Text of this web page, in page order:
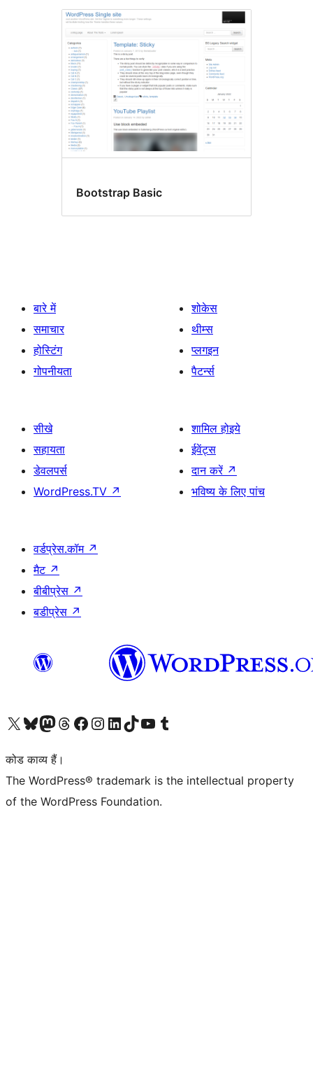
Bootstrap Basic
बारे में
समाचार
होस्टिंग
गोपनीयता
शोकेस
थीम्स
प्लगइन
पैटर्न्स
सीखे
सहायता
डेवलपर्स
WordPress.TV ↗
शामिल होइये
ईवेंट्स
दान करें ↗
भविष्य के लिए पांच
वर्डप्रेस.कॉम ↗
मैट ↗
बीबीप्रेस ↗
बडीप्रेस ↗
Visit our X (formerly Twitter) account
हमारे बलुस्की खाते पर जाएँVisit our Mastodon account
हमारे थ्रेड्स अकाउंट पर जाएंहमारे फेसबुक पेज पर जाएँहमारे इंस्टाग्राम अकाउंट पर जाएंहमारे लिंक्डइन खाते पर जाएँहमारे टिकटॉक खाते पर जाएँहमारे यूट्यूब चैनल पर जाएंहमारे Tumblr खाते पर जाएँ
कोड काव्य हैं।
The WordPress® trademark is the intellectual property
of the WordPress Foundation.